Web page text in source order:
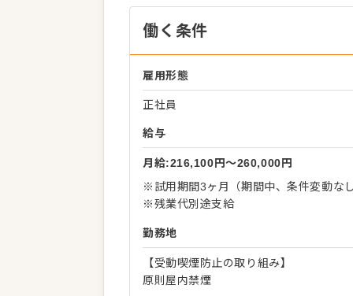
働く条件
雇用形態
正社員
給与
月給:216,100円〜260,000円
※試用期間3ヶ月（期間中、条件変動な
※残業代別途支給
勤務地
【受動喫煙防止の取り組み】
原則屋内禁煙